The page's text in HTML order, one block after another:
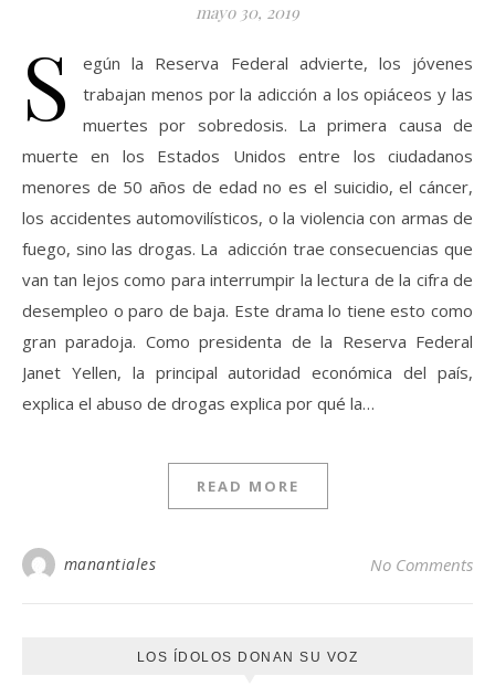
mayo 30, 2019
S
egún la Reserva Federal advierte, los jóvenes
trabajan menos por la adicción a los opiáceos y las
muertes por sobredosis. La primera causa de
muerte en los Estados Unidos entre los ciudadanos
menores de 50 años de edad no es el suicidio, el cáncer,
los accidentes automovilísticos, o la violencia con armas de
fuego, sino las drogas. La adicción trae consecuencias que
van tan lejos como para interrumpir la lectura de la cifra de
desempleo o paro de baja. Este drama lo tiene esto como
gran paradoja. Como presidenta de la Reserva Federal
Janet Yellen, la principal autoridad económica del país,
explica el abuso de drogas explica por qué la…
READ MORE
manantiales No Comments
LOS ÍDOLOS DONAN SU VOZ